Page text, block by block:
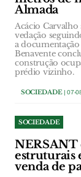
Almada
Acácio Carvalho
vedação
a
Benavente
construção
prédio vizinho.
SOCIEDADE| 07-
SOCIEDADE
NERSANT
estruturais
venda de